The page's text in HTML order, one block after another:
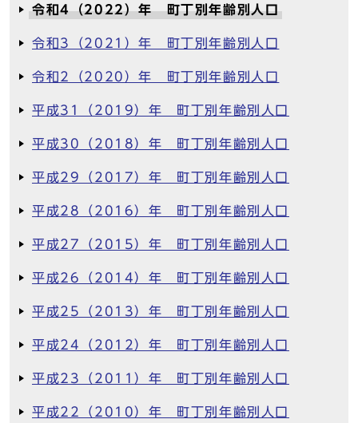
令和4（2022）年 町丁別年齢別人口
令和3（2021）年 町丁別年齢別人口
令和2（2020）年 町丁別年齢別人口
平成31（2019）年 町丁別年齢別人口
平成30（2018）年 町丁別年齢別人口
平成29（2017）年 町丁別年齢別人口
平成28（2016）年 町丁別年齢別人口
平成27（2015）年 町丁別年齢別人口
平成26（2014）年 町丁別年齢別人口
平成25（2013）年 町丁別年齢別人口
平成24（2012）年 町丁別年齢別人口
平成23（2011）年 町丁別年齢別人口
平成22（2010）年 町丁別年齢別人口